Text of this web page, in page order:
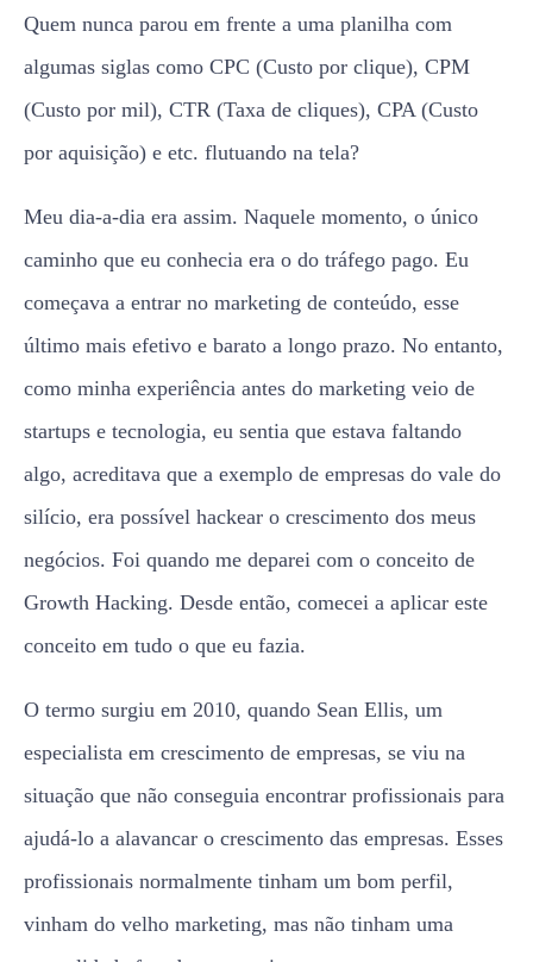
Quem nunca parou em frente a uma planilha com
algumas siglas como CPC (Custo por clique), CPM
(Custo por mil), CTR (Taxa de cliques), CPA (Custo
por aquisição) e etc. flutuando na tela?
Meu dia-a-dia era assim. Naquele momento, o único
caminho que eu conhecia era o do tráfego pago. Eu
começava a entrar no marketing de conteúdo, esse
último mais efetivo e barato a longo prazo. No entanto,
como minha experiência antes do marketing veio de
startups e tecnologia, eu sentia que estava faltando
algo, acreditava que a exemplo de empresas do vale do
silício, era possível hackear o crescimento dos meus
negócios. Foi quando me deparei com o conceito de
Growth Hacking. Desde então, comecei a aplicar este
conceito em tudo o que eu fazia.
O termo surgiu em 2010, quando Sean Ellis, um
especialista em crescimento de empresas, se viu na
situação que não conseguia encontrar profissionais para
ajudá-lo a alavancar o crescimento das empresas. Esses
profissionais normalmente tinham um bom perfil,
vinham do velho marketing, mas não tinham uma